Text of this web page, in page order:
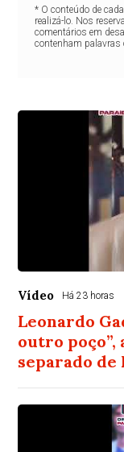
* O conteúdo de
realizá-lo. Nos
comentários em
contenham palavras
Vídeo Há 23 horas
Leonardo
outro
separado de